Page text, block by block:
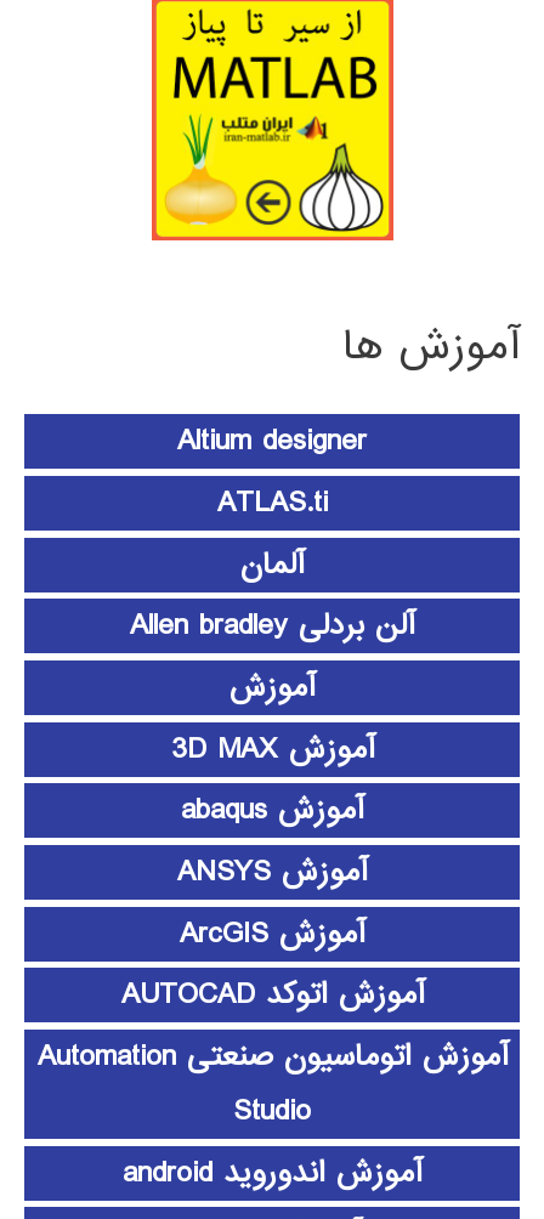
آموزش ها
Altium designer
ATLAS.ti
آلمان
آلن بردلی Allen bradley
آموزش
آموزش 3D MAX
آموزش abaqus
آموزش ANSYS
آموزش ArcGIS
آموزش اتوکد AUTOCAD
آموزش اتوماسیون صنعتی Automation
Studio
آموزش اندوروید android